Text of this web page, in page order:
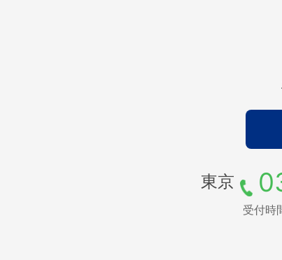
東京
受付時